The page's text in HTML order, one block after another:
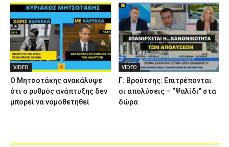
VIDEO
Ο Μητσοτάκης ανακάλυψε
ότι ο ρυθμός ανάπτυξης δεν
μπορεί να νομοθετηθεί
VIDEO
Γ. Βρούτσης: Επιτρέπονται
οι απολύσεις – “Ψαλίδι” στα
δώρα